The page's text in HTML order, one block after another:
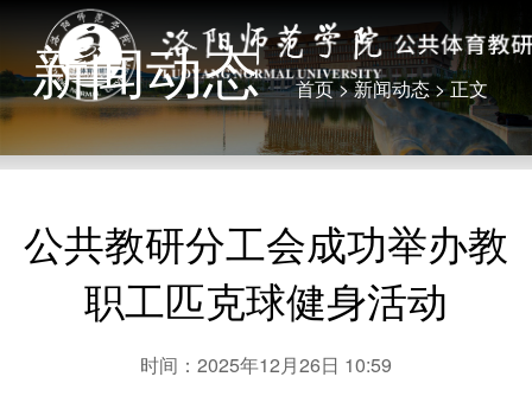
新闻动态 首页>新闻动态> 正文
公共教研分工会成功举办教
职工匹克球健身活动
时间：2025年12月26日 10:59